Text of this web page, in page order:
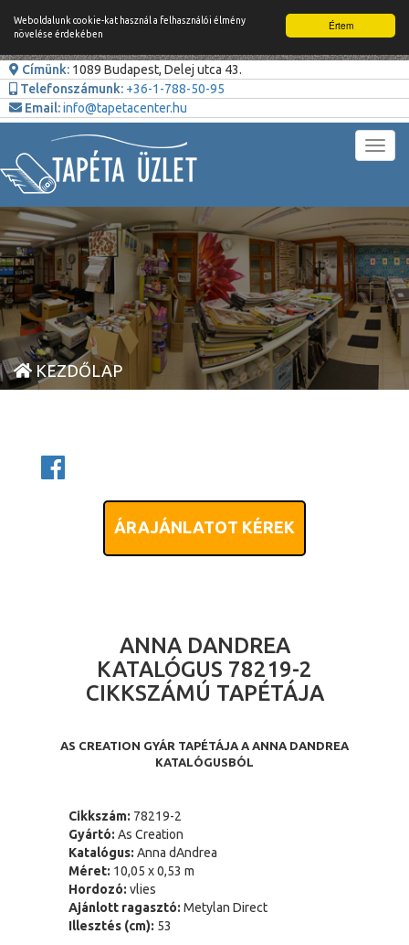
Értem
Weboldalunk cookie-kat használ a felhasználói élmény
növelése érdekében
Címünk: 1089 Budapest, Delej utca 43.
Telefonszámunk: +36-1-788-50-95
Email:info@tapetacenter.hu
KEZDŐLAP
ÁRAJÁNLATOT KÉREK
ANNA DANDREA
KATALÓGUS 78219-2
CIKKSZÁMÚ TAPÉTÁJA
AS CREATION GYÁR TAPÉTÁJA A ANNA DANDREA
KATALÓGUSBÓL
Cikkszám: 78219-2
Gyártó: As Creation
Katalógus: Anna dAndrea
Méret: 10,05 x 0,53 m
Hordozó: vlies
Ajánlott ragasztó: Metylan Direct
Illesztés (cm): 53